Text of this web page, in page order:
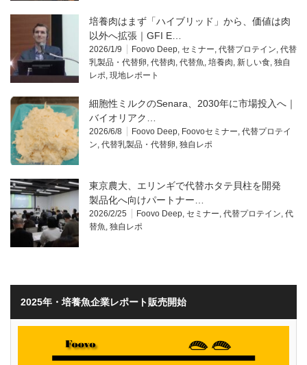
培養肉はまず「ハイブリッド」から、価値は肉
以外へ拡張｜GFI E…
2026/1/9 Foovo Deep, セミナー, 代替プロテイン, 代替
乳製品・代替卵, 代替肉, 代替魚, 培養肉, 新しい食, 独自
レポ, 現地レポート
細胞性ミルクのSenara、2030年に市場投入へ｜
バイオリアク…
2026/6/8 Foovo Deep, Foovoセミナー, 代替プロテイ
ン, 代替乳製品・代替卵, 独自レポ
東京農大、エリンギで代替ホタテ貝柱を開発
製品化へ向けパートナー…
2026/2/25 Foovo Deep, セミナー, 代替プロテイン, 代
替魚, 独自レポ
2025年・培養魚企業レポート販売開始